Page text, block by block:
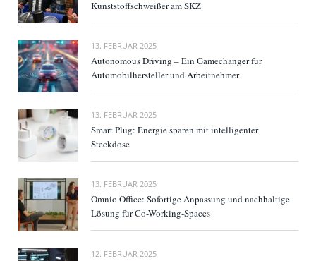
Kunststoffschweißer am SKZ
13. FEBRUAR 2025
Autonomous Driving – Ein Gamechanger für
Automobilhersteller und Arbeitnehmer
13. FEBRUAR 2025
Smart Plug: Energie sparen mit intelligenter
Steckdose
13. FEBRUAR 2025
Omnio Office: Sofortige Anpassung und nachhaltige
Lösung für Co-Working-Spaces
12. FEBRUAR 2025